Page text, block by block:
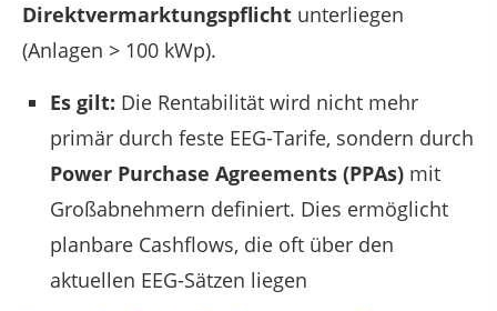
Direktvermarktungspflicht unterliegen
(Anlagen > 100 kWp).
Es gilt: Die Rentabilität wird nicht mehr
primär durch feste EEG-Tarife, sondern durch
Power Purchase Agreements (PPAs) mit
Großabnehmern definiert. Dies ermöglicht
planbare Cashflows, die oft über den
aktuellen EEG-Sätzen liegen